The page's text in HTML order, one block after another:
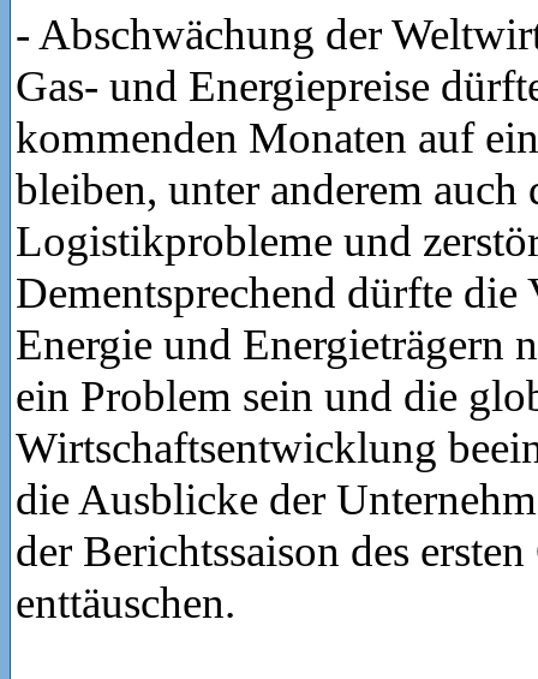
- Abschwächung der
Gas- und Energiepreise
kommenden Monaten auf
bleiben, unter anderem auch
Logistikprobleme und
Dementsprechend dürfte
Energie und Energieträgern
ein Problem sein und die
Wirtschaftsentwicklung
die Ausblicke der
der Berichtssaison des
enttäuschen.